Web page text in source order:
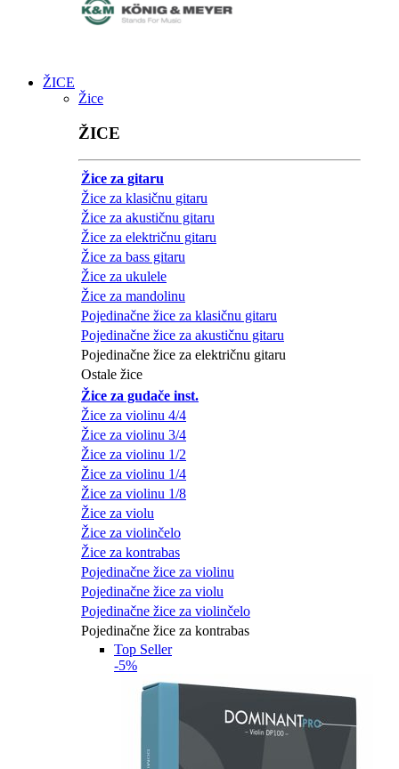
ŽICE
Žice
ŽICE
Žice za gitaru
Žice za klasičnu gitaru
Žice za akustičnu gitaru
Žice za električnu gitaru
Žice za bass gitaru
Žice za ukulele
Žice za mandolinu
Pojedinačne žice za klasičnu gitaru
Pojedinačne žice za akustičnu gitaru
Pojedinačne žice za električnu gitaru
Ostale žice
Žice za gudače inst.
Žice za violinu 4/4
Žice za violinu 3/4
Žice za violinu 1/2
Žice za violinu 1/4
Žice za violinu 1/8
Žice za violu
Žice za violinčelo
Žice za kontrabas
Pojedinačne žice za violinu
Pojedinačne žice za violu
Pojedinačne žice za violinčelo
Pojedinačne žice za kontrabas
Top Seller
-5%